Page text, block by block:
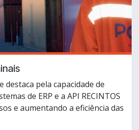
destaca pela capacidade de
de ERP e a API RECINTOS
e aumentando a eficiência das